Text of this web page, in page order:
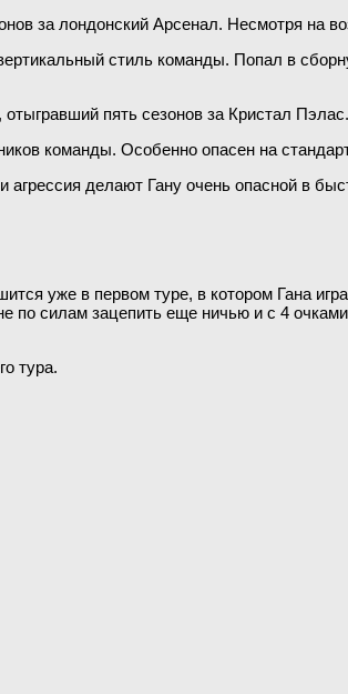
за лондонский Арсенал. Несмотря на
стиль команды. Попал в
пять сезонов за Кристал Пэлас.
команды. Особенно опасен на
агрессия делают Гану очень опасной в
уже в первом туре, в котором Гана
силам зацепить еще ничью и с 4
тура.